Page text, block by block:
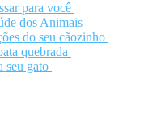
para você
dos Animais
do seu cãozinho
quebrada
seu gato